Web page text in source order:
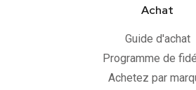
Achat
Guide d'achat
Programme de
Achetez par